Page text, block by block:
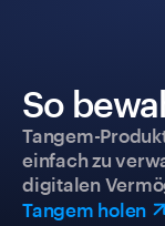
So
Tangem-
einfach zu
digitalen
Tangem holen